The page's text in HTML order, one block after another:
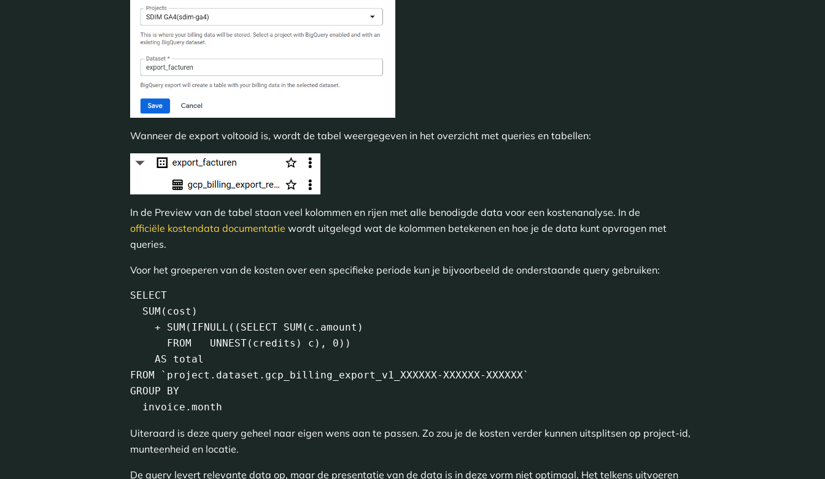
Wanneer de export voltooid is, wordt de tabel weergegeven in het overzicht met queries en tabellen:
In de Preview van de tabel staan veel kolommen en rijen met alle benodigde data voor een kostenanalyse. In de
officiële kostendata documentatie wordt uitgelegd wat de kolommen betekenen en hoe je de data kunt opvragen met
queries.
Voor het groeperen van de kosten over een specifieke periode kun je bijvoorbeeld de onderstaande query gebruiken:
SELECT
FROM `project.dataset.gcp_billing_export_v1_XXXXXX-XXXXXX-XXXXXX`
GROUP BY
  invoice.month
Uiteraard is deze query geheel naar eigen wens aan te passen. Zo zou je de kosten verder kunnen uitsplitsen op project-id,
munteenheid en locatie.
De query levert relevante data op, maar de presentatie van de data is in deze vorm niet optimaal. Het telkens uitvoeren